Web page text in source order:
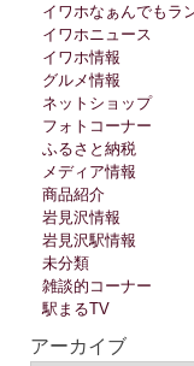
イワホなぁんでもラ
イワホニュース
イワホ情報
グルメ情報
ネットショップ
フォトコーナー
ふるさと納税
メディア情報
商品紹介
岩見沢情報
岩見沢駅情報
未分類
雑談的コーナー
駅まるTV
アーカイブ